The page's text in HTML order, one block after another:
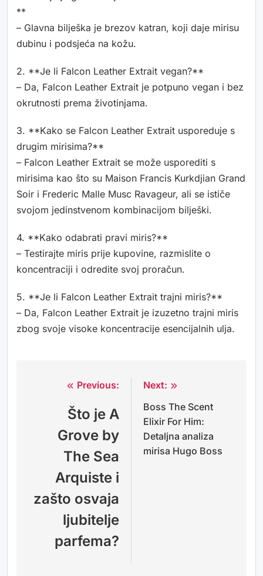
**
– Glavna bilješka je brezov katran, koji daje mirisu
dubinu i podsjeća na kožu.
2. **Je li Falcon Leather Extrait vegan?**
– Da, Falcon Leather Extrait je potpuno vegan i bez
okrutnosti prema životinjama.
3. **Kako se Falcon Leather Extrait usporeduje s
drugim mirisima?**
– Falcon Leather Extrait se može usporediti s
mirisima kao što su Maison Francis Kurkdjian Grand
Soir i Frederic Malle Musc Ravageur, ali se ističe
svojom jedinstvenom kombinacijom bilješki.
4. **Kako odabrati pravi miris?**
– Testirajte miris prije kupovine, razmislite o
koncentraciji i odredite svoj proračun.
5. **Je li Falcon Leather Extrait trajni miris?**
– Da, Falcon Leather Extrait je izuzetno trajni miris
zbog svoje visoke koncentracije esencijalnih ulja.
NavigacijaPrevious:
Što je A
Grove by
The Sea
Arquiste i
zašto osvaja
ljubitelje
parfema?
Next:
Boss The Scent
Elixir For Him:
Detaljna analiza
mirisa Hugo Boss